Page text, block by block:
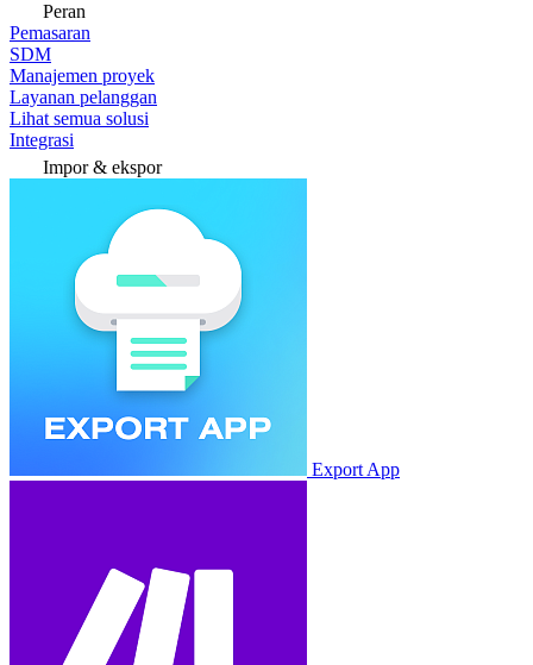
Peran
Pemasaran
SDM
Manajemen proyek
Layanan pelanggan
Lihat semua solusi
Integrasi
Impor & ekspor
Export App